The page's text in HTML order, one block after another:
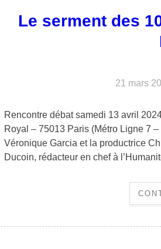
Le serment des
21 mars
Rencontre débat samedi 13 avril
Royal – 75013 Paris (Métro Ligne 7
Véronique Garcia et la productrice
Ducoin, rédacteur en chef à